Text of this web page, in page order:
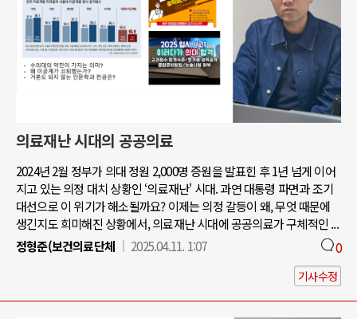
의료재난 시대의 공공의료
2024년 2월 정부가 의대 정원 2,000명 증원을 발표힌 후 1년 넘게 이어
지고 있는 의정 대치 상황인 ‘의료재난' 시대. 과연 대통령 파면과 조기
대선으로 이 위기가 해소될까요? 이제는 의정 갈등이 왜, 무엇 때문에
생긴지도 희미해진 상황에서, 의료재난 시대에 공공의료가 구체적인 ...
정형준(보건의료단체
2025.04.11. 1:07 0
기사수정